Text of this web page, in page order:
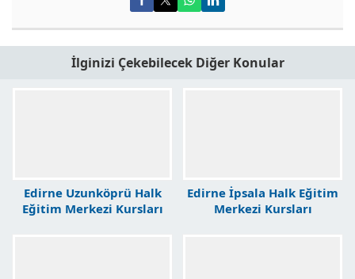
İlginizi Çekebilecek Diğer Konular
Edirne Uzunköprü Halk
Eğitim Merkezi Kursları
Edirne İpsala Halk Eğitim
Merkezi Kursları